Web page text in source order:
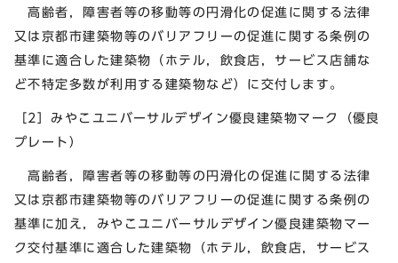
高齢者，障害者等の移動等の円滑化の促進に関する法律
又は京都市建築物等のバリアフリーの促進に関する条例の
基準に適合した建築物（ホテル，飲食店，サービス店舗な
ど不特定多数が利用する建築物など）に交付します。
［2］みやこユニバーサルデザイン優良建築物マーク（優良
プレート）
高齢者，障害者等の移動等の円滑化の促進に関する法律
又は京都市建築物等のバリアフリーの促進に関する条例の
基準に加え，みやこユニバーサルデザイン優良建築物マー
ク交付基準に適合した建築物（ホテル，飲食店，サービス